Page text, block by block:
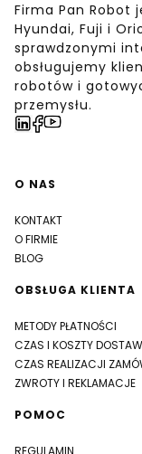
Firma Pan
Hyundai, Fuji i
sprawdzonymi
obsługujemy
robotów i
przemysłu.
Linki w stopce
O NAS
KONTAKT
O FIRMIE
BLOG
OBSŁUGA KLIENTA
METODY PŁATNOŚCI
CZAS I KOSZTY
CZAS REALIZACJI
ZWROTY I REKLAMACJE
POMOC